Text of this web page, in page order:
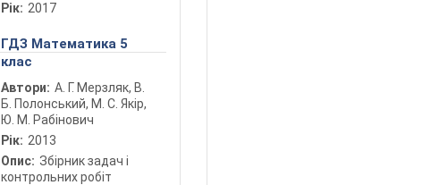
Рік: 2017
ГДЗ Математика 5
клас
Автори: А. Г. Мерзляк, В.
Б. Полонський, М. С. Якір,
Ю. М. Рабінович
Рік: 2013
Опис: Збірник задач і
контрольних робіт